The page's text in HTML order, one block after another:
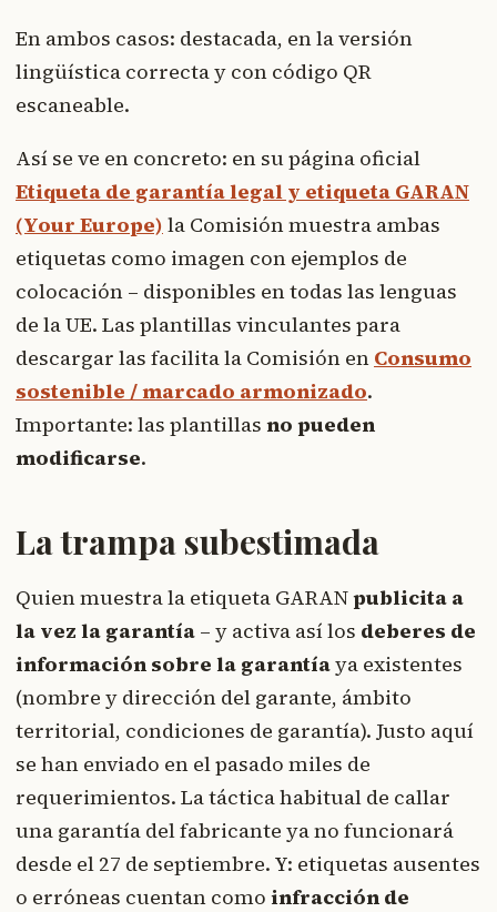
En ambos casos: destacada, en la versión
lingüística correcta y con código QR
escaneable.
Así se ve en concreto: en su página oficial
Etiqueta de garantía legal y etiqueta GARAN
(Your Europe) la Comisión muestra ambas
etiquetas como imagen con ejemplos de
colocación – disponibles en todas las lenguas
de la UE. Las plantillas vinculantes para
descargar las facilita la Comisión en Consumo
sostenible / marcado armonizado.
Importante: las plantillas no pueden
modificarse.
La trampa subestimada
Quien muestra la etiqueta GARANpublicita a
la vez la garantía – y activa así los deberes de
información sobre la garantíaya existentes
(nombre y dirección del garante, ámbito
territorial, condiciones de garantía). Justo aquí
se han enviado en el pasado miles de
requerimientos. La táctica habitual de callar
una garantía del fabricante ya no funcionará
desde el 27 de septiembre. Y: etiquetas ausentes
o erróneas cuentan como infracción de